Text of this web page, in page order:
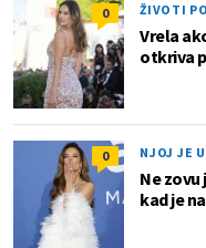
0 ŽIVOTI
Vrela
otkriva
0 NJOJ JE
Ne zovu
kad je